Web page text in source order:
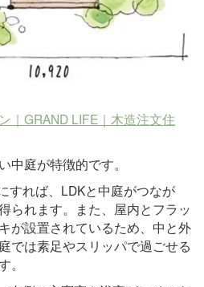
｜GRAND LIFE｜木造注文住
中庭が特徴的です。
すれば、LDKと中庭がつなが
られます。また、屋内とフラッ
が設置されているため、中と外
では素足やスリッパで過ごせる
。